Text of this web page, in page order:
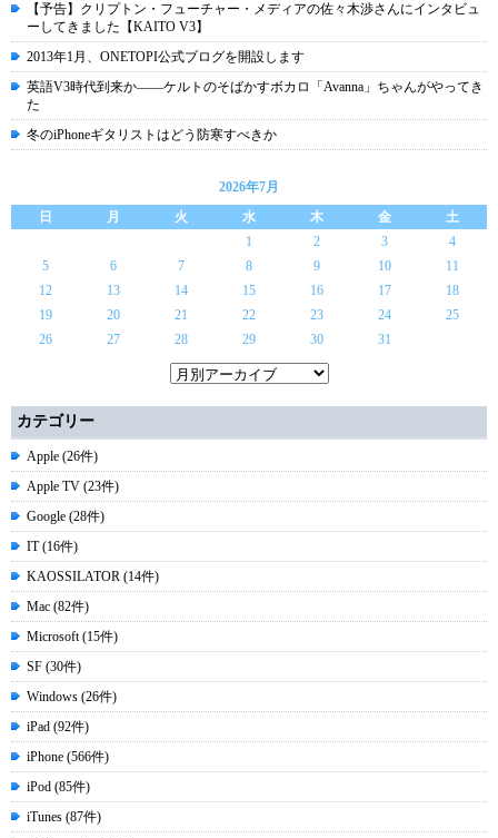
【予告】クリプトン・フューチャー・メディアの佐々木渉さんにインタビュ
ーしてきました【KAITO V3】
2013年1月、ONETOPI公式ブログを開設します
英語V3時代到来か――ケルトのそばかすボカロ「Avanna」ちゃんがやってき
た
冬のiPhoneギタリストはどう防寒すべきか
2026年7月
日
月 火 水 木 金
土
1
2 3
4
5
6 7 8 9 10
11
12
13 14 15 16 17
18
19
20 21 22 23 24
25
26
27 28 29 30 31
カテゴリー
Apple (26件)
Apple TV (23件)
Google (28件)
IT (16件)
KAOSSILATOR (14件)
Mac (82件)
Microsoft (15件)
SF (30件)
Windows (26件)
iPad (92件)
iPhone (566件)
iPod (85件)
iTunes (87件)